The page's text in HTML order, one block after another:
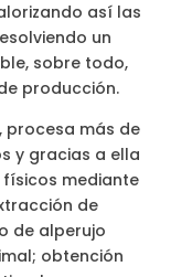
así las
un
sobre todo,
producción.
procesa más de
y gracias a ella
mediante
de
de alperujo
obtención